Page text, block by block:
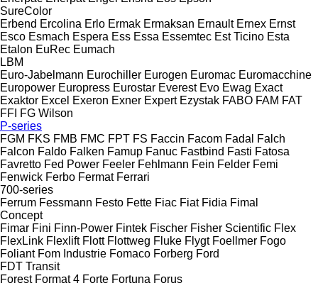
SureColor
Erbend Ercolina Erlo Ermak Ermaksan Ernault Ernex Ernst
Esco Esmach Espera Ess Essa Essemtec Est Ticino Esta
Etalon EuRec Eumach
LBM
Euro-Jabelmann Eurochiller Eurogen Euromac Euromacchine
Europower Europress Eurostar Everest Evo Ewag Exact
Exaktor Excel Exeron Exner Expert Ezystak FABO FAM FAT
FFI FG Wilson
P-series
FGM FKS FMB FMC FPT FS Faccin Facom Fadal
Falch
Falcon Faldo Falken Famup Fanuc Fastbind Fasti Fatosa
Favretto Fed Power Feeler Fehlmann Fein Felder Femi
Fenwick Ferbo Fermat Ferrari
700-series
Ferrum Fessmann Festo Fette Fiac Fiat Fidia Fimal
Concept
Fimar Fini Finn-Power Fintek Fischer Fisher Scientific Flex
FlexLink Flexlift Flott Flottweg Fluke Flygt Foellmer Fogo
Foliant Fom Industrie Fomaco Forberg Ford
FDT Transit
Forest Format 4 Forte Fortuna Forus